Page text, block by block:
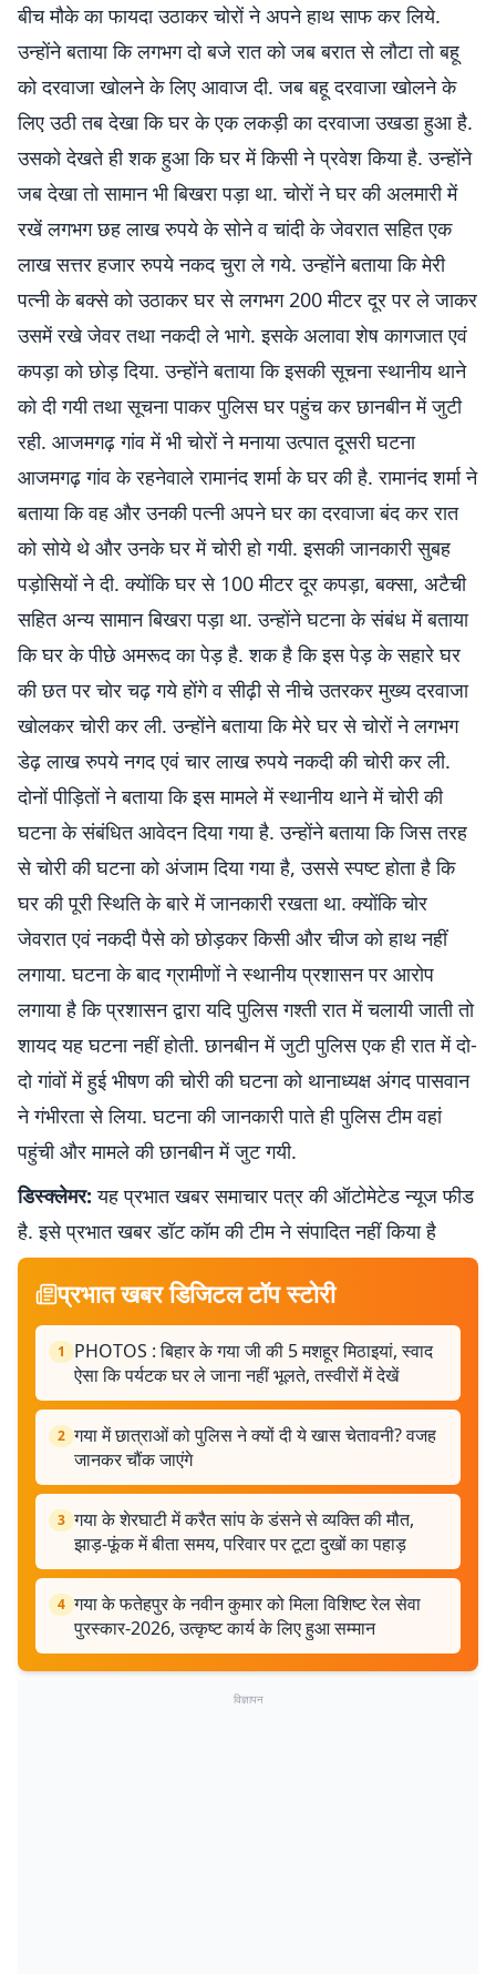
बीच मौके का फायदा उठाकर चोरों ने अपने हाथ साफ कर लिये.
उन्होंने बताया कि लगभग दो बजे रात को जब बरात से लौटा तो बहू
को दरवाजा खोलने के लिए आवाज दी. जब बहू दरवाजा खोलने के
लिए उठी तब देखा कि घर के एक लकड़ी का दरवाजा उखडा हुआ है.
उसको देखते ही शक हुआ कि घर में किसी ने प्रवेश किया है. उन्होंने
जब देखा तो सामान भी बिखरा पड़ा था. चोरों ने घर की अलमारी में
रखें लगभग छह लाख रुपये के सोने व चांदी के जेवरात सहित एक
लाख सत्तर हजार रुपये नकद चुरा ले गये. उन्होंने बताया कि मेरी
पत्नी के बक्से को उठाकर घर से लगभग 200 मीटर दूर पर ले जाकर
उसमें रखे जेवर तथा नकदी ले भागे. इसके अलावा शेष कागजात एवं
कपड़ा को छोड़ दिया. उन्होंने बताया कि इसकी सूचना स्थानीय थाने
को दी गयी तथा सूचना पाकर पुलिस घर पहुंच कर छानबीन में जुटी
रही. आजमगढ़ गांव में भी चोरों ने मनाया उत्पात दूसरी घटना
आजमगढ़ गांव के रहनेवाले रामानंद शर्मा के घर की है. रामानंद शर्मा ने
बताया कि वह और उनकी पत्नी अपने घर का दरवाजा बंद कर रात
को सोये थे और उनके घर में चोरी हो गयी. इसकी जानकारी सुबह
पड़ोसियों ने दी. क्योंकि घर से 100 मीटर दूर कपड़ा, बक्सा, अटैची
सहित अन्य सामान बिखरा पड़ा था. उन्होंने घटना के संबंध में बताया
कि घर के पीछे अमरूद का पेड़ है. शक है कि इस पेड़ के सहारे घर
की छत पर चोर चढ़ गये होंगे व सीढ़ी से नीचे उतरकर मुख्य दरवाजा
खोलकर चोरी कर ली. उन्होंने बताया कि मेरे घर से चोरों ने लगभग
डेढ़ लाख रुपये नगद एवं चार लाख रुपये नकदी की चोरी कर ली.
दोनों पीड़ितों ने बताया कि इस मामले में स्थानीय थाने में चोरी की
घटना के संबंधित आवेदन दिया गया है. उन्होंने बताया कि जिस तरह
से चोरी की घटना काे अंजाम दिया गया है, उससे स्पष्ट होता है कि
घर की पूरी स्थिति के बारे में जानकारी रखता था. क्योंकि चोर
जेवरात एवं नकदी पैसे को छोड़कर किसी और चीज को हाथ नहीं
लगाया. घटना के बाद ग्रामीणों ने स्थानीय प्रशासन पर आरोप
लगाया है कि प्रशासन द्वारा यदि पुलिस गश्ती रात में चलायी जाती तो
शायद यह घटना नहीं होती. छानबीन में जुटी पुलिस एक ही रात में दो-
दो गांवों में हुई भीषण की चोरी की घटना को थानाध्यक्ष अंगद पासवान
ने गंभीरता से लिया. घटना की जानकारी पाते ही पुलिस टीम वहां
पहुंची और मामले की छानबीन में जुट गयी.
डिस्क्लेमर: यह प्रभात खबर समाचार पत्र की ऑटोमेटेड न्यूज फीड
है. इसे प्रभात खबर डॉट कॉम की टीम ने संपादित नहीं किया है
प्रभात खबर डिजिटल टॉप स्टोरी
1
PHOTOS : बिहार के गया जी की 5 मशहूर मिठाइयां, स्वाद
ऐसा कि पर्यटक घर ले जाना नहीं भूलते, तस्वीरों में देखें
2 गया में छात्राओं को पुलिस ने क्यों दी ये खास चेतावनी? वजह
जानकर चौंक जाएंगे
3 गया के शेरघाटी में करैत सांप के डंसने से व्यक्ति की मौत,
झाड़-फूंक में बीता समय, परिवार पर टूटा दुखों का पहाड़
4 गया के फतेहपुर के नवीन कुमार को मिला विशिष्ट रेल सेवा
पुरस्कार-2026, उत्कृष्ट कार्य के लिए हुआ सम्मान
विज्ञापन